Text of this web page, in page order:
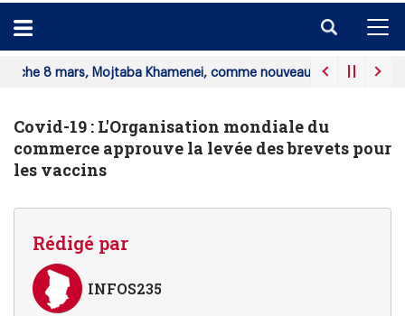
Khamenei, comme nouveau guide suprême.
Covid-19 : L'Organisation mondiale du
commerce approuve la levée des brevets pour
les vaccins
Rédigé par
INFOS235